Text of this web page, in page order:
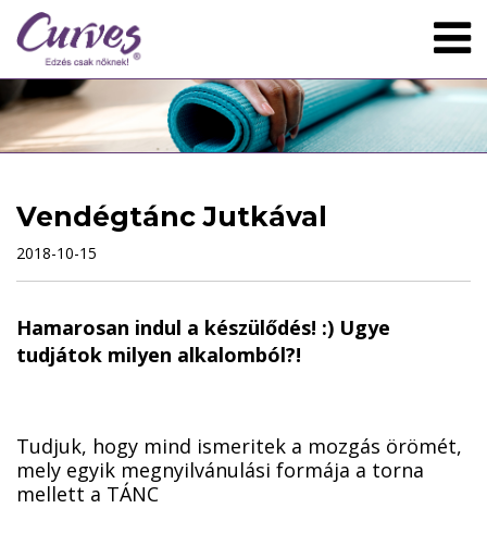
Vendégtánc Jutkával
2018-10-15
Hamarosan indul a készülődés! :) Ugye
tudjátok milyen alkalomból?!
Tudjuk, hogy mind ismeritek a mozgás örömét,
mely egyik megnyilvánulási formája a torna
mellett a TÁNC